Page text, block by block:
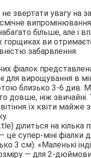
звертати увагу на
більше, але і
горщиках ви
забарвлення.
фіалок
для вирощування в
близько 3-6 див.
довше, ніж звичайні.
їх квіти майже
ділиться на кілька
це супер-міні
3 см). «Маленькі
— для 2-